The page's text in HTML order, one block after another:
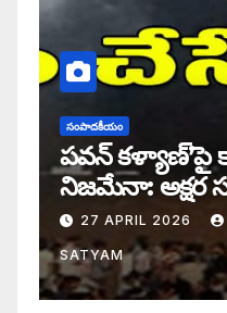
సంపాదకీయం
పవన్ కళ్యాణ్’పై
నిజమేనా: అక్షర
27 APRIL 2026
SATYAM